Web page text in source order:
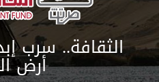
الثقافة.. سرب
أرض